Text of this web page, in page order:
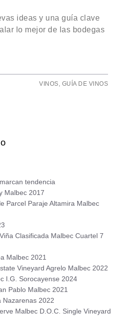
ideas y una guía clave
lo mejor de las bodegas
VINOS GUÍA DE VINOS
tendencia
Malbec 2017
Parcel Paraje Altamira Malbec
Clasificada Malbec Cuartel 7
Malbec 2021
Vineyard Agrelo Malbec 2022
I.G. Sorocayense 2024
Pablo Malbec 2021
Nazarenas 2022
Malbec D.O.C. Single Vineyard